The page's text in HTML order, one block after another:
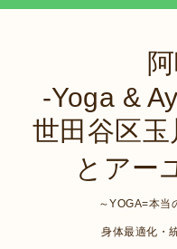
-Yoga &
世田谷区
とアー
～YOGA=本当
身体最適化・